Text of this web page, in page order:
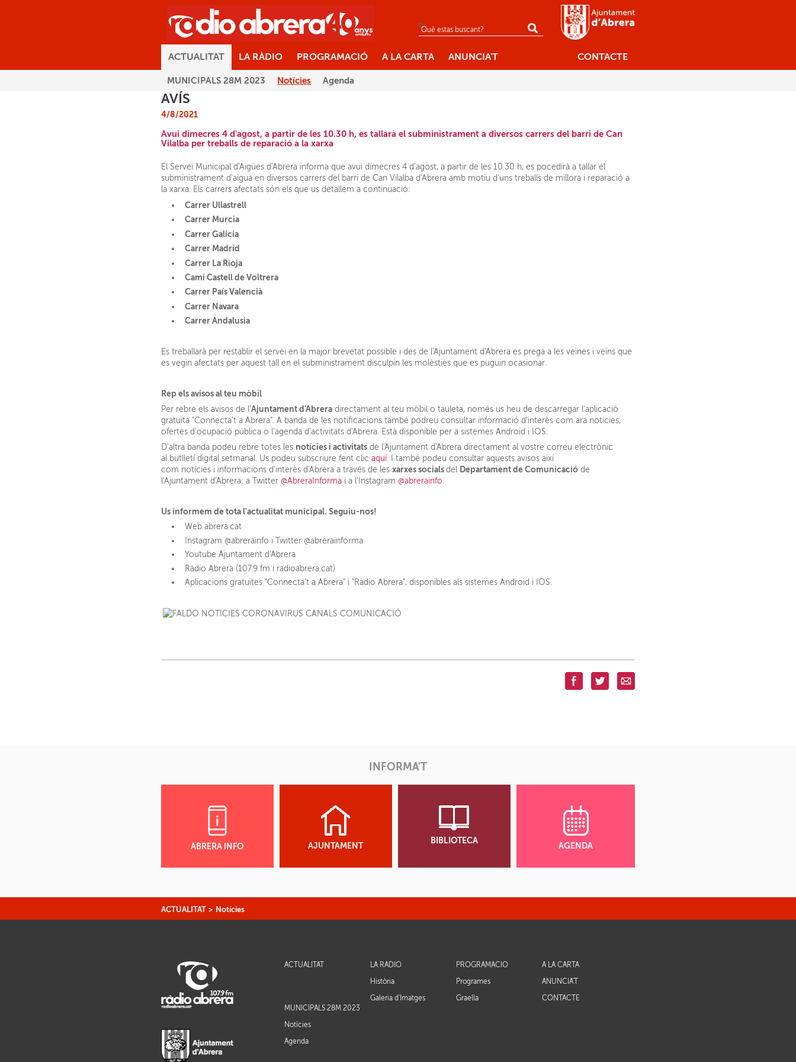
ACTUALITAT
MUNICIPALS 28M 2023 Notícies Agenda
LA RÀDIO PROGRAMACIÓ A LA CARTA ANUNCIA'T CONTACTE
AVÍS
4/8/2021
Avui dimecres 4 d'agost, a partir de les 10.30 h, es tallarà el subministrament a diversos carrers del barri de Can
Vilalba per treballs de reparació a la xarxa
El Servei Municipal d'Aigües d'Abrera informa que avui dimecres 4 d'agost, a partir de les 10.30 h, es pocedirà a tallar el
subministrament d'aigua en diversos carrers del barri de Can Vilalba d'Abrera amb motiu d'uns treballs de millora i reparació a
la xarxa. Els carrers afectats són els que us detallem a continuació:
Carrer Ullastrell
Carrer Murcia
Carrer Galicia
Carrer Madrid
Carrer La Rioja
Camí Castell de Voltrera
Carrer País Valencià
Carrer Navara
Carrer Andalusia
Es treballarà per restablir el servei en la major brevetat possible i des de l'Ajuntament d'Abrera es prega a les veïnes i veïns que
es vegin afectats per aquest tall en el subministrament disculpin les molèsties que es puguin ocasionar.
Rep els avisos al teu mòbil
Per rebre els avisos de l'Ajuntament d'Abrera directament al teu mòbil o tauleta, només us heu de descarregar l'aplicació
gratuïta "Connecta't a Abrera". A banda de les notificacions també podreu consultar informació d'interès com ara notícies,
ofertes d'ocupació pública o l'agenda d'activitats d'Abrera. Està disponible per a sistemes Android i IOS.
D'altra banda podeu rebre totes les notícies i activitats de l'Ajuntament d'Abrera directament al vostre correu electrònic
al butlletí digital setmanal. Us podeu subscriure fent clic aquí . I també podeu consultar aquests avisos així
com notícies i informacions d'interès d'Abrera a través de les xarxes socials del Departament de Comunicació de
l'Ajuntament d'Abrera: a Twitter @AbreraInforma i a l'Instagram @abrerainfo
Us informem de tota l'actualitat municipal. Seguiu-nos!
Web abrera.cat
Instagram @abrerainfo i Twitter @abrerainforma
Youtube Ajuntament d'Abrera
Ràdio Abrera (107.9 fm i radioabrera.cat)
Aplicacions gratuïtes "Connecta't a Abrera" i "Ràdio Abrera", disponibles als sistemes Android i IOS.
INFORMA'T
ABRERA INFO AJUNTAMENT
BIBLIOTECA
AGENDA
ACTUALITAT > Notícies
ACTUALITAT
MUNICIPALS 28M 2023
Notícies
Agenda
LA RÀDIO
Història
Galeria d'Imatges
PROGRAMACIÓ
Programes
Graella
A LA CARTA
ANUNCIA'T
CONTACTE